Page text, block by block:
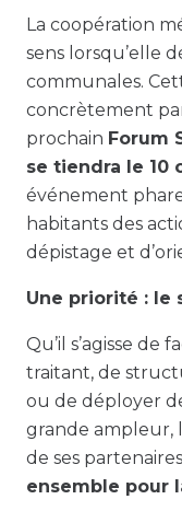
La coopération
sens lorsqu’elle
communales.
concrètement
prochain Forum
se tiendra le 10
événement
habitants des
dépistage et
Une priorité : le
Qu’il s’agisse de
traitant, de
ou de déployer
grande ampleur,
de ses
ensemble pour